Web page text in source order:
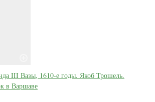
III Вазы, 1610-е годы. Якоб Трошель.
в Варшаве